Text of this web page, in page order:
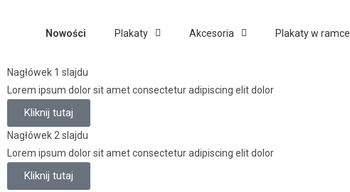
Nowości Plakaty Akcesoria Plakaty w ramce
Nagłówek 1 slajdu
Lorem ipsum dolor sit amet consectetur adipiscing elit dolor
Kliknij tutaj
Nagłówek 2 slajdu
Lorem ipsum dolor sit amet consectetur adipiscing elit dolor
Kliknij tutaj